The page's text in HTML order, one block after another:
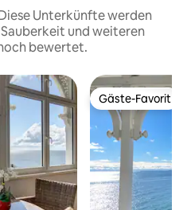
Unterkünfte werden
und weiteren
bewertet.
Gäste-Favorit
Gäste-Favorit